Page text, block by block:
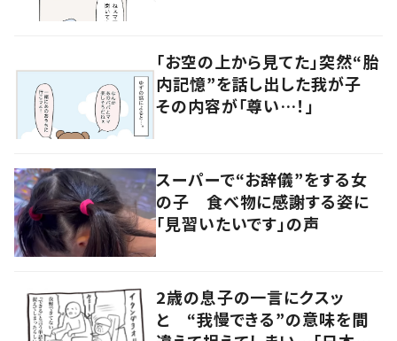
「お空の上から見てた」突然“胎
内記憶”を話し出した我が子
その内容が「尊い…！」
スーパーで“お辞儀”をする女
の子 食べ物に感謝する姿に
「見習いたいです」の声
2歳の息子の一言にクスッ
と “我慢できる”の意味を間